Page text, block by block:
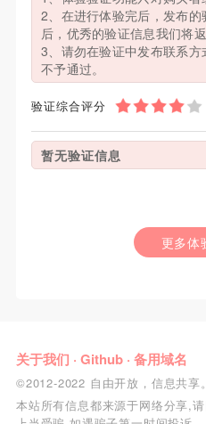
2、在进行体验完后，发布
后，优秀的验证信息我们将
3、请勿在验证中发布联系
不予通过。
验证综合评分
暂无验证信息
更多体
关于我们 · Github· 备用域名
©2012-2022 自由开放，信息共享。
本站所有信息都来源于网络分享,